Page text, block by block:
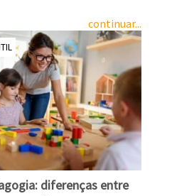
continuar...
diferenças entre